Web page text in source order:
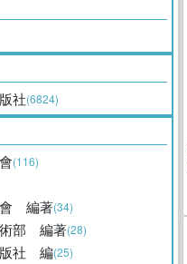
社(6824)
(116)
會 編著(34)
術部 編著(28)
版社 編(25)